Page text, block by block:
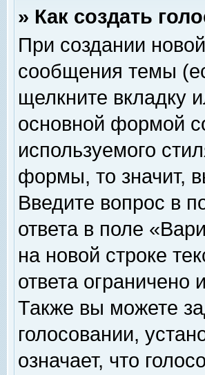
» Как создать
При создании
сообщения темы
щелкните вкладку
основной формой
используемого
формы, то значит,
Введите вопрос в
ответа в поле
на новой строке
ответа
Также вы можете
голосовании,
означает, что